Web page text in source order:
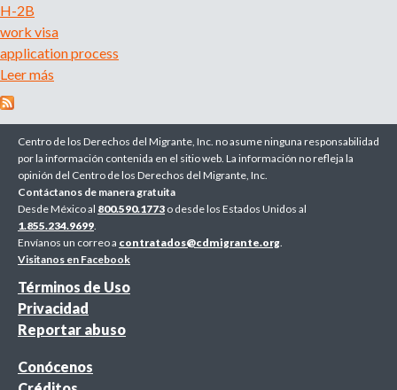
u
e
a
g
c
i
a
d
e
r
e
c
u
t
a
i
H-2B
work visa
application process
Leer más
r
e
L
o
o
k
i
n
g
f
r
Centro de los Derechos del Migrante, Inc. no asume ninguna responsabilidad
por la información contenida en el sitio web. La información no refleja la
opinión del Centro de los Derechos del Migrante, Inc.
Contáctanos de manera gratuita
Desde México al 800.590.1773 o desde los Estados Unidos al
1.855.234.9699
Envíanos un correo a contratados@cdmigrante.org
Visitanos en Facebook
Términos de Uso
Privacidad
Reportar abuso
Conócenos